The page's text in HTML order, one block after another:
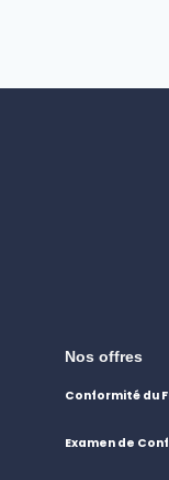
Nos offres
Conformité du
Examen de